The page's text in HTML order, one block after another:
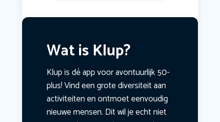
Wat is Klup?
Klup is dé app voor avontuurlijk 50-
plus! Vind een grote diversiteit aan
activiteiten en ontmoet eenvoudig
nieuwe mensen. Dit wil je echt niet